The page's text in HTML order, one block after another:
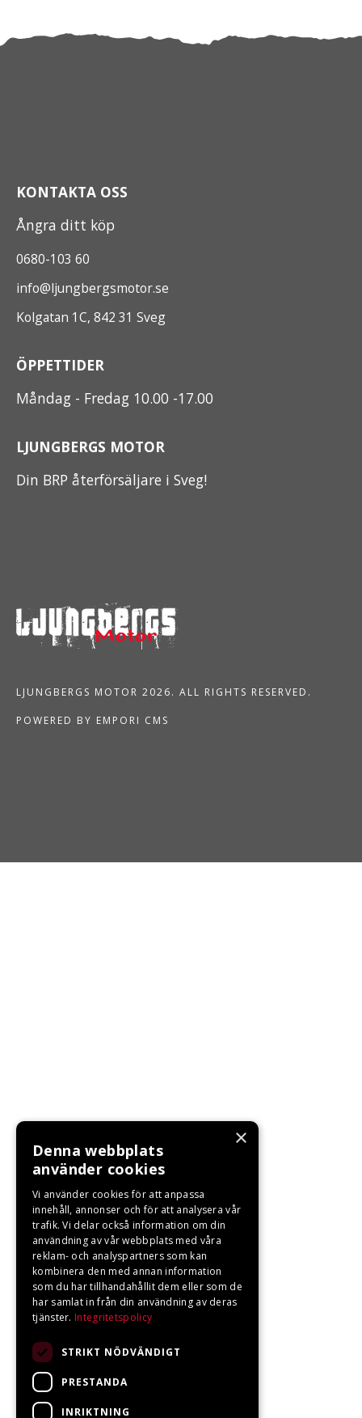
KONTAKTA OSS
Ångra ditt köp
0680-103 60
info@ljungbergsmotor.se
Kolgatan 1C, 842 31 Sveg
ÖPPETTIDER
Måndag - Fredag 10.00 -17.00
LJUNGBERGS MOTOR
Din BRP återförsäljare i Sveg!
LJUNGBERGS MOTOR 2026. ALL RIGHTS RESERVED.
POWERED BY EMPORI CMS
×
Denna webbplats
använder cookies
Vi använder cookies för att anpassa
innehåll, annonser och för att analysera vår
trafik. Vi delar också information om din
användning av vår webbplats med våra
reklam- och analyspartners som kan
kombinera den med annan information
som du har tillhandahållit dem eller som de
har samlat in från din användning av deras
tjänster. Integritetspolicy
STRIKT NÖDVÄNDIGT
PRESTANDA
INRIKTNING